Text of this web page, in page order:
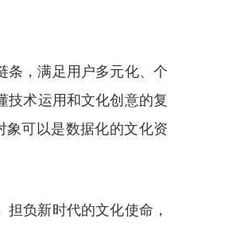
条，满足用户多元化、个
技术运用和文化创意的复
可以是数据化的文化资
负新时代的文化使命，